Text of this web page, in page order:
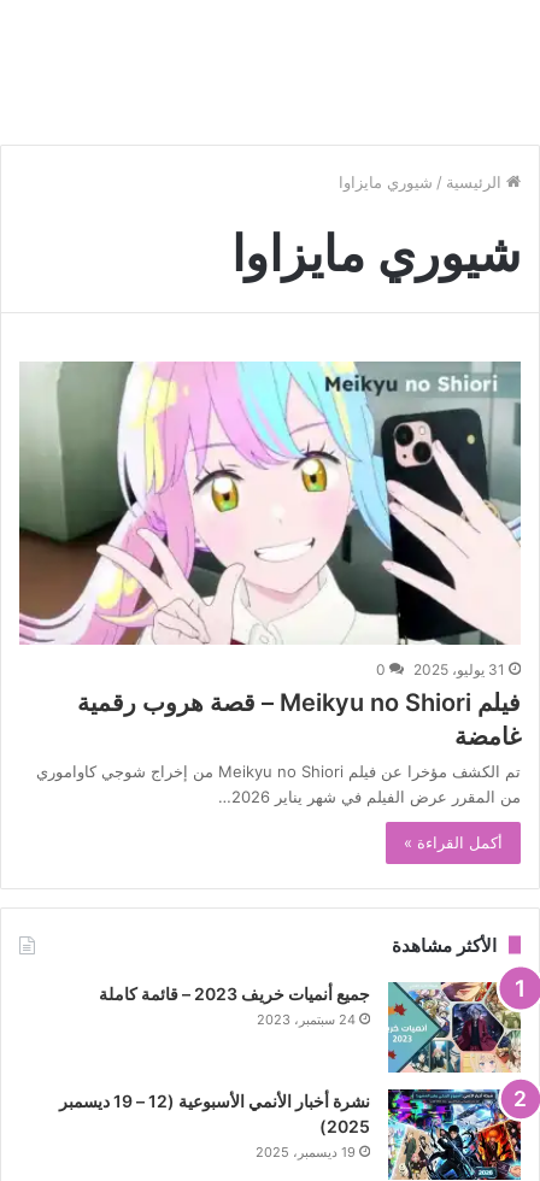
الرئيسية / شيوري مايزاوا
شيوري مايزاوا
31 يوليو، 2025 0
فيلم Meikyu no Shiori – قصة هروب رقمية
غامضة
تم الكشف مؤخرا عن فيلم Meikyu no Shiori من إخراج شوجي كاواموري
من المقرر عرض الفيلم في شهر يناير 2026…
أكمل القراءة »
الأكثر مشاهدة
جميع أنميات خريف 2023 – قائمة كاملة
24 سبتمبر، 2023
نشرة أخبار الأنمي الأسبوعية (12 – 19 ديسمبر
2025)
19 ديسمبر، 2025